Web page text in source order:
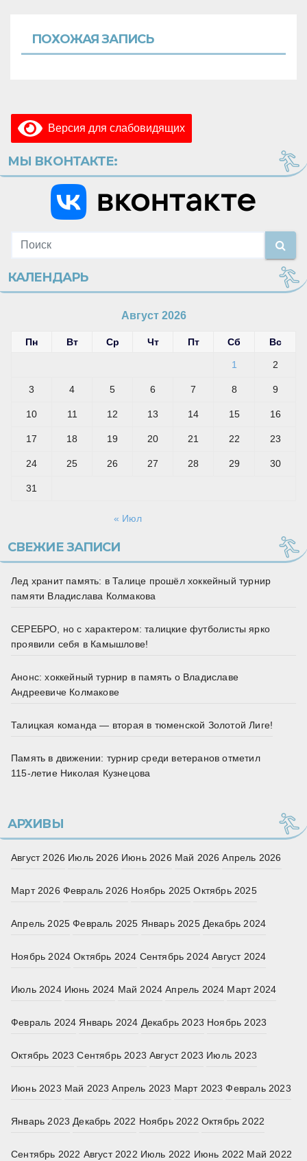
ПОХОЖАЯ ЗАПИСЬ
Версия для слабовидящих
МЫ ВКОНТАКТЕ:
КАЛЕНДАРЬ
Август 2026
Пн Вт Ср Чт Пт Сб Вс
1 2
3 4 5 6 7 8 9
10 11 12 13 14 15 16
17 18 19 20 21 22 23
24 25 26 27 28 29 30
31
« Июл
СВЕЖИЕ ЗАПИСИ
Лед хранит память: в Талице прошёл хоккейный турнир
памяти Владислава Колмакова
СЕРЕБРО, но с характером: талицкие футболисты ярко
проявили себя в Камышлове!
Анонс: хоккейный турнир в память о Владиславе
Андреевиче Колмакове
Талицкая команда — вторая в тюменской Золотой Лиге!
Память в движении: турнир среди ветеранов отметил
115‑летие Николая Кузнецова
АРХИВЫ
Август 2026 Июль 2026 Июнь 2026 Май 2026 Апрель 2026
Март 2026 Февраль 2026 Ноябрь 2025 Октябрь 2025
Апрель 2025 Февраль 2025 Январь 2025 Декабрь 2024
Ноябрь 2024 Октябрь 2024 Сентябрь 2024 Август 2024
Июль 2024 Июнь 2024 Май 2024 Апрель 2024 Март 2024
Февраль 2024 Январь 2024 Декабрь 2023 Ноябрь 2023
Октябрь 2023 Сентябрь 2023 Август 2023 Июль 2023
Июнь 2023 Май 2023 Апрель 2023 Март 2023 Февраль 2023
Январь 2023 Декабрь 2022 Ноябрь 2022 Октябрь 2022
Сентябрь 2022 Август 2022 Июль 2022 Июнь 2022 Май 2022